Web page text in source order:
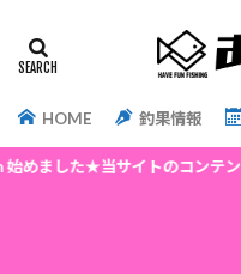
HOME 釣果情報
イトのコンテンツにはプロ